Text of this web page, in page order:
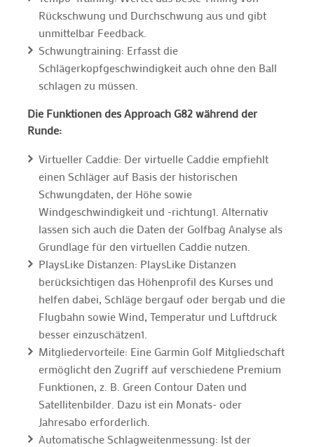
Rückschwung und Durchschwung aus und gibt
unmittelbar Feedback.
Schwungtraining: Erfasst die
Schlägerkopfgeschwindigkeit auch ohne den Ball
schlagen zu müssen.
Die Funktionen des Approach G82 während der
Runde:
Virtueller Caddie: Der virtuelle Caddie empfiehlt
einen Schläger auf Basis der historischen
Schwungdaten, der Höhe sowie
Windgeschwindigkeit und -richtung1. Alternativ
lassen sich auch die Daten der Golfbag Analyse als
Grundlage für den virtuellen Caddie nutzen.
PlaysLike Distanzen: PlaysLike Distanzen
berücksichtigen das Höhenprofil des Kurses und
helfen dabei, Schläge bergauf oder bergab und die
Flugbahn sowie Wind, Temperatur und Luftdruck
besser einzuschätzen1.
Mitgliedervorteile: Eine Garmin Golf Mitgliedschaft
ermöglicht den Zugriff auf verschiedene Premium
Funktionen, z. B. Green Contour Daten und
Satellitenbilder. Dazu ist ein Monats- oder
Jahresabo erforderlich.
Automatische Schlagweitenmessung: Ist der